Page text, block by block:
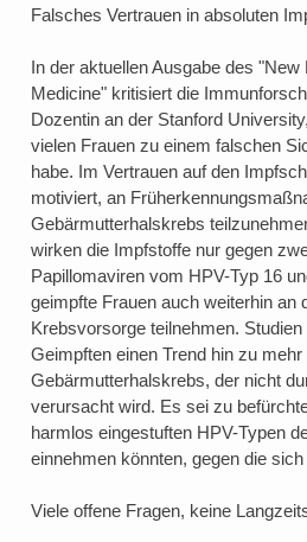
Falsches Vertrauen in absoluten
In der aktuellen Ausgabe des "New
Medicine" kritisiert die
Dozentin an der Stanford
vielen Frauen zu einem falschen
habe. Im Vertrauen auf den
motiviert, an
Gebärmutterhalskrebs
wirken die Impfstoffe nur gegen
Papillomaviren vom HPV-Typ 16
geimpfte Frauen auch weiterhin an
Krebsvorsorge teilnehmen.
Geimpften einen Trend hin zu
Gebärmutterhalskrebs, der nicht
verursacht wird. Es sei zu
harmlos eingestuften HPV-Typen
einnehmen könnten, gegen die
Viele offene Fragen, keine